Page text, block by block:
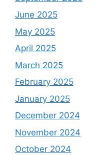
June 2025
May 2025
April 2025
March 2025
February 2025
January 2025
December 2024
November 2024
October 2024